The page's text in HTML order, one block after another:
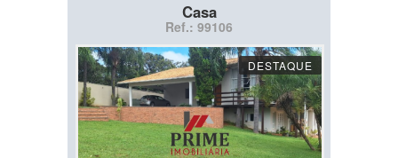
Casa
Ref.: 99106
DESTAQUE